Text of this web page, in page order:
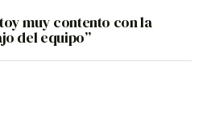
muy contento con la
del equipo”